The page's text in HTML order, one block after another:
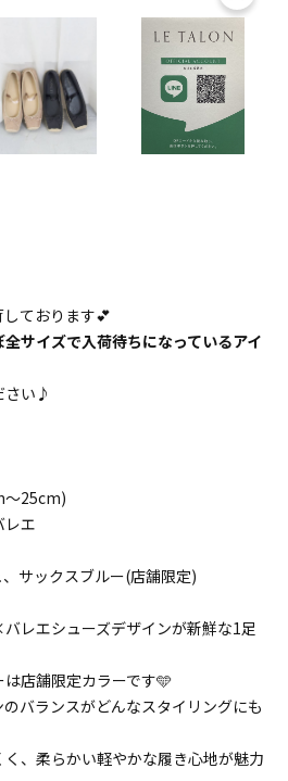
ております💕
サイズで入荷待ちになっているアイ
さい♪
25cm)
レエ
サックスブルー(店舗限定)
レエシューズデザインが新鮮な1足
店舗限定カラーです🩵
バランスがどんなスタイリングにも
、柔らかい軽やかな履き心地が魅力